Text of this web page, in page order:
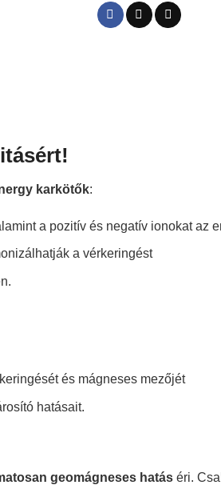
karkötők:
a pozitív és negatív ionokat az
a vérkeringést
és mágneses mezőjét
hatásait.
geomágneses hatás éri.